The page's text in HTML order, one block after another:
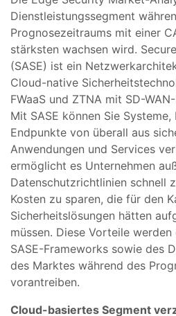
Dienstleistungssegment
Prognosezeitraums mit einer
stärksten wachsen wird.
(SASE) ist ein
Cloud-native
FWaaS und ZTNA mit SD-
Mit SASE können Sie Systeme,
Endpunkte von überall aus
Anwendungen und Services
ermöglicht es Unternehmen
Datenschutzrichtlinien schnell
Kosten zu sparen, die für den
Sicherheitslösungen hätten
müssen. Diese Vorteile
SASE-Frameworks sowie des
des Marktes während des
vorantreiben.
Cloud-basiertes Segment